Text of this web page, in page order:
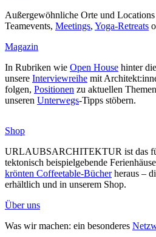
Außer­ge­wöhn­liche Orte und
Team­e­vents, Mee­tings, Yoga-Retreats
Magazin
In Rubriken wie Open House hinter
unsere Inter­view­reihe mit
folgen, Posi­tionen zu aktu­ellen
unseren Unterwegs-Tipps stöbern.
Shop
URLAUBSARCHITEKTUR ist das
tek­to­nisch bei­spiel­ge­bende
krönten Cof­fee­table-Bücherheraus –
erhältlich und in unserem Shop.
Über uns
Was wir machen: ein beson­deres